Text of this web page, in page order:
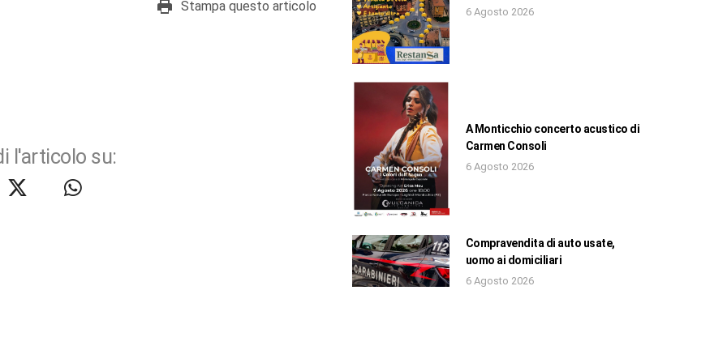
Stampa questo articolo
l'articolo su:
6 Agosto 2026
A Monticchio concerto acustico di
Carmen Consoli
6 Agosto 2026
Compravendita di auto usate,
uomo ai domiciliari
6 Agosto 2026